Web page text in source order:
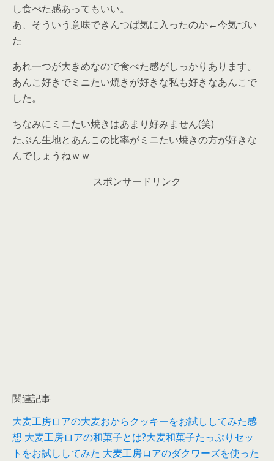
し食べた感あってもいい。
あ、そういう意味できんつば気に入ったのか←今気づい
た
あれ一つが大きめなので食べた感がしっかりあります。
あんこ好きでミニたい焼きが好きな私も好きなあんこで
した。
ちなみにミニたい焼きはあまり好みません(笑)
たぶん生地とあんこの比率がミニたい焼きの方が好きな
んでしょうねｗｗ
スポンサードリンク
関連記事
大麦工房ロアの大麦おからクッキーをお試ししてみた感
想 大麦工房ロアの和菓子とは?大麦和菓子たっぷりセッ
トをお試ししてみた 大麦工房ロアのダクワーズを使った